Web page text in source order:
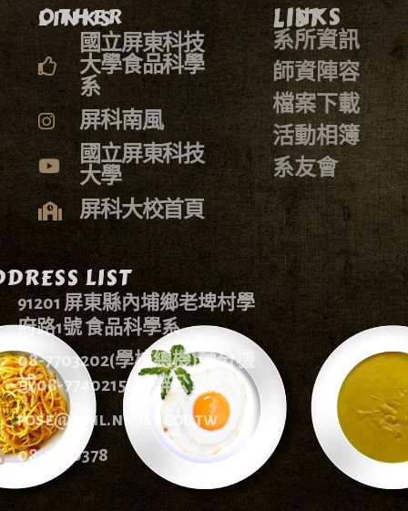
LIST
91201 屏東縣內埔鄉老埤村學
府路1號 食品科學系
08-7703202(學校總機)轉分機
或08-7740215(系辦公室))
fose@mail.npust.edu.tw
08-7740378
LINKS LIST
系所資訊
師資陣容
檔案下載
活動相簿
系友會
OTHER LINKS
國立屏東科技
大學食品科學
系
屏科南風
國立屏東科技
大學
屏科大校首頁